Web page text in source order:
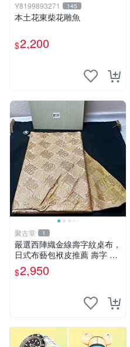
Y8199893271 145
本土花東柴花雕魚
$2,200
聚古堂 1
嚴選西陣織金線壽字紋桌布，
日式布藝包袱皮推薦 壽字 織
金 西陣
$2,950